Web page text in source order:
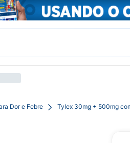
Dor e Febre Tylex 30mg + 500mg